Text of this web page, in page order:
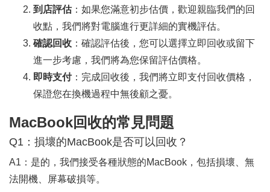
到店評估：如果您滿意初步估價，歡迎親臨我們的回
收點，我們將對電腦進行更詳細的實機評估。
確認回收 ：確認評估後，您可以選擇立即回收或留下
進一步考慮，我們將為您保留評估價格。
即時支付：完成回收後，我們將立即支付回收價格，
保證您在換機過程中無後顧之憂。
MacBook回收的常見問題
Q1：損壞的MacBook是否可以回收？
A1：是的，我們接受各種狀態的MacBook，包括損壞、無
法開機、屏幕破損等。